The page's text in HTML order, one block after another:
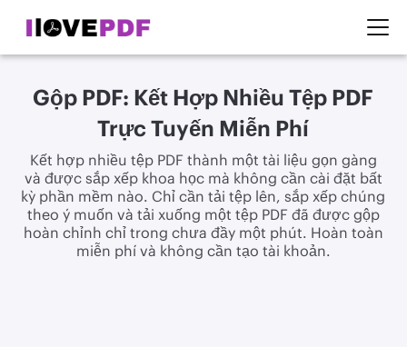
Gộp PDF: Kết Hợp Nhiều Tệp PDF
Trực Tuyến Miễn Phí
Kết hợp nhiều tệp PDF thành một tài liệu gọn gàng
và được sắp xếp khoa học mà không cần cài đặt bất
kỳ phần mềm nào. Chỉ cần tải tệp lên, sắp xếp chúng
theo ý muốn và tải xuống một tệp PDF đã được gộp
hoàn chỉnh chỉ trong chưa đầy một phút. Hoàn toàn
miễn phí và không cần tạo tài khoản.